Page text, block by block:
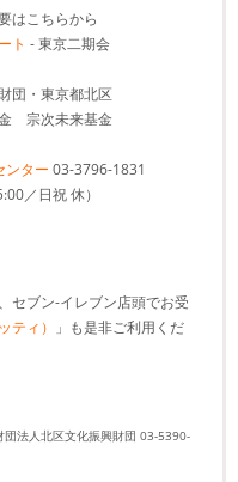
はこちらから
ト - 東京二期会
・東京都北区
宗次未来基金
ンター 03-3796-1831
／日祝 休）
セブン-イレブン店頭でお受
ティ）
」も是非ご利用くだ
団法人北区文化振興財団 03-5390-